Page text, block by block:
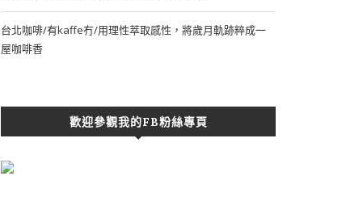
台北咖啡/有kaffe冇/用理性萃取感性，將歲月軌跡粹成一
屋咖啡香
歡迎參觀我的FB粉絲專頁